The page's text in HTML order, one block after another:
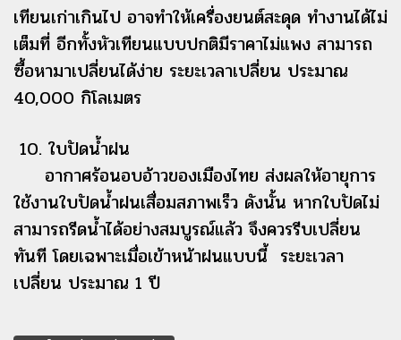
เทียนเก่าเกินไป อาจทำให้เครื่องยนต์สะดุด ทำงานได้ไม่
เต็มที่ อีกทั้งหัวเทียนแบบปกติมีราคาไม่แพง สามารถ
ซื้อหามาเปลี่ยนได้ง่าย ระยะเวลาเปลี่ยน ประมาณ
40,000 กิโลเมตร
10. ใบปัดน้ำฝน
อากาศร้อนอบอ้าวของเมืองไทย ส่งผลให้อายุการ
ใช้งานใบปัดน้ำฝนเสื่อมสภาพเร็ว ดังนั้น หากใบปัดไม่
สามารถรีดน้ำได้อย่างสมบูรณ์แล้ว จึงควรรีบเปลี่ยน
ทันที โดยเฉพาะเมื่อเข้าหน้าฝนแบบนี้ ระยะเวลา
เปลี่ยน ประมาณ 1 ปี